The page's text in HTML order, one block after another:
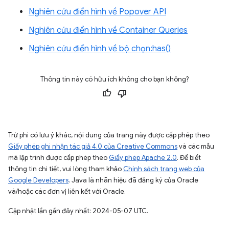
Nghiên cứu điển hình về Popover API
Nghiên cứu điển hình về Container Queries
Nghiên cứu điển hình về bộ chọn:has()
Thông tin này có hữu ích không cho bạn không?
Trừ phi có lưu ý khác, nội dung của trang này được cấp phép theo
Giấy phép ghi nhận tác giả 4.0 của Creative Commonsvà các mẫu
mã lập trình được cấp phép theo Giấy phép Apache 2.0. Để biết
thông tin chi tiết, vui lòng tham khảo Chính sách trang web của
Google Developers. Java là nhãn hiệu đã đăng ký của Oracle
và/hoặc các đơn vị liên kết với Oracle.
Cập nhật lần gần đây nhất: 2024-05-07 UTC.